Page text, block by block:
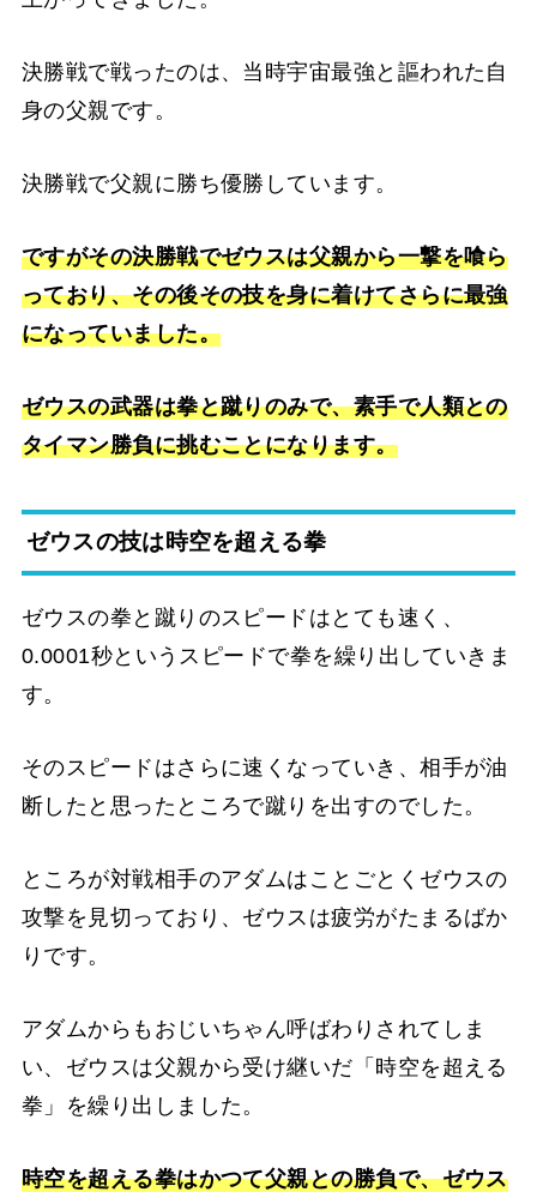
決勝戦で戦ったのは、当時宇宙最強と謳われた自
身の父親です。
決勝戦で父親に勝ち優勝しています。
ですがその決勝戦でゼウスは父親から一撃を喰ら
っており、その後その技を身に着けてさらに最強
になっていました。
ゼウスの武器は拳と蹴りのみで、素手で人類との
タイマン勝負に挑むことになります。
ゼウスの技は時空を超える拳
ゼウスの拳と蹴りのスピードはとても速く、
0.0001秒というスピードで拳を繰り出していきま
す。
そのスピードはさらに速くなっていき、相手が油
断したと思ったところで蹴りを出すのでした。
ところが対戦相手のアダムはことごとくゼウスの
攻撃を見切っており、ゼウスは疲労がたまるばか
りです。
アダムからもおじいちゃん呼ばわりされてしま
い、ゼウスは父親から受け継いだ「時空を超える
拳」を繰り出しました。
時空を超える拳はかつて父親との勝負で、ゼウス